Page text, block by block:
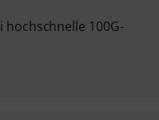
hochschnelle 100G-